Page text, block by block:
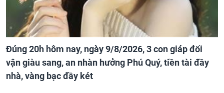
Đúng 20h hôm nay, ngày 9/8/2026, 3 con giáp đổi
vận giàu sang, an nhàn hưởng Phú Quý, tiền tài đầy
nhà, vàng bạc đầy két